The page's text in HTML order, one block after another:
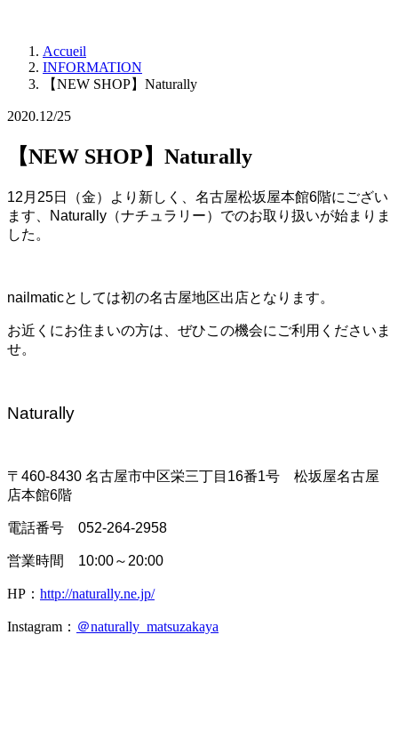
Accueil
INFORMATION
【NEW SHOP】Naturally
2020.12/25
【NEW SHOP】Naturally
12月25日（金）より新しく、名古屋松坂屋本館6階にござい
ます、Naturally（ナチュラリー）でのお取り扱いが始まりま
した。
nailmaticとしては初の名古屋地区出店となります。
お近くにお住まいの方は、ぜひこの機会にご利用くださいま
せ。
Naturally
〒460-8430 名古屋市中区栄三丁目16番1号 松坂屋名古屋
店本館6階
電話番号 052-264-2958
営業時間 10:00～20:00
HP： http://naturally.ne.jp/
Instagram： ＠naturally_matsuzakaya